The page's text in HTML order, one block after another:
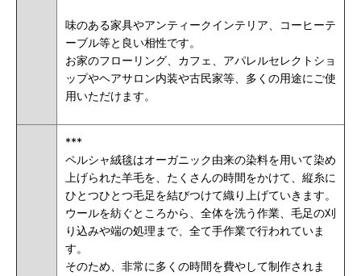
味のある家具やアンティークインテリア、コーヒーテ
ーブル等と良い相性です。
お家のフローリング、カフェ、アパレルセレクトショ
ップやヘアサロン内装や古民家等、多くの用途にご使
用いただけます。
***
ペルシャ絨毯はオーガニック由来の染料を用いて染め
上げられた羊毛を、たくさんの時間をかけて、縦糸に
ひとつひとつ毛足を結びつけて織り上げていきます。
ウールを紡ぐところから、全体を洗う作業、毛足の刈
り込みや端の処理まで、全て手作業で行われていま
す。
そのため、非常に多くの時間を費やして制作されま